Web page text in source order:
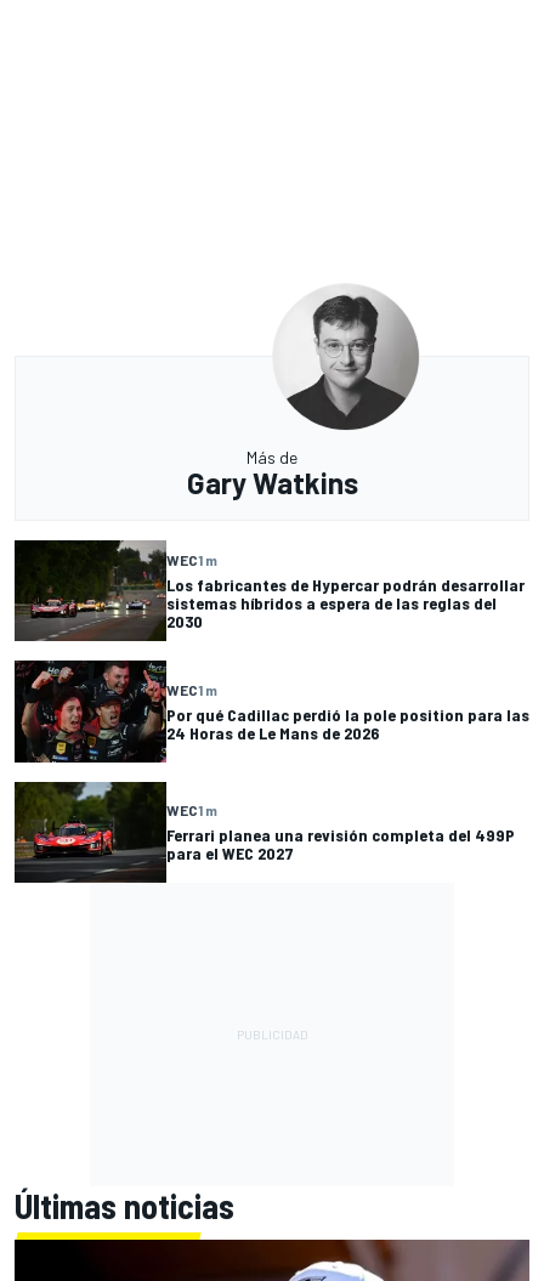
Más de
Gary Watkins
WEC1 m
Los fabricantes de Hypercar podrán desarrollar
sistemas híbridos a espera de las reglas del
2030
WEC1 m
Por qué Cadillac perdió la pole position para las
24 Horas de Le Mans de 2026
WEC1 m
Ferrari planea una revisión completa del 499P
para el WEC 2027
Últimas noticias